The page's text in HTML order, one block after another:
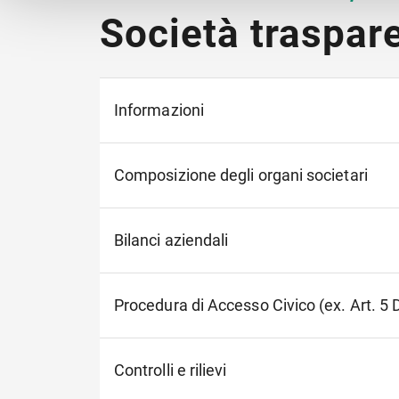
sollen,
Società
Informazioni
Composizione degli organi societari
Bilanci aziendali
Procedura di Accesso Civico (ex. Art. 5
Controlli e rilievi